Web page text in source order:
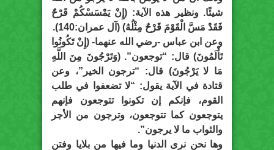
شيئًا. ونظير هذه الآية: (إِنْ يَمْسَسْكُمْ قَرْحٌ
فَقَدْ مَسَّ الْقَوْمَ قَرْحٌ مِثْلُهُ) (آل عمران:140).
وعن ابن عباس -رضي الله عنهما- (إِنْ تَكُونُوا
تَأْلَمُونَ) قال: “توجعون”. (وَتَرْجُونَ مِنَ اللَّهِ
مَا لا يَرْجُونَ) قال: “ترجون الخير”، وعن
قتادة في الآية يقول: “لا تضعفوا في طلب
القوم، فإنكم إن تكونوا تتوجعون فإنهم
يتوجعون كما تتوجعون، وترجون من الأجر
والثواب ما لا يرجون”.
وها نحن نرى الدنيا وما فيها من بلايا وفتن